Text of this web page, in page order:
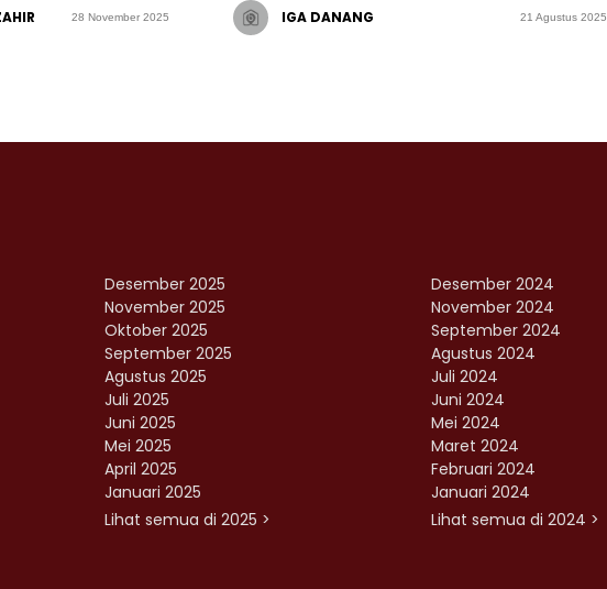
28 November 2025 IGA DANANG 21 Agustus 2025
Desember 2025
November 2025
Oktober 2025
September 2025
Agustus 2025
Juli 2025
Juni 2025
Mei 2025
April 2025
Januari 2025
Lihat semua di 2025 >
Desember 2024
November 2024
September 2024
Agustus 2024
Juli 2024
Juni 2024
Mei 2024
Maret 2024
Februari 2024
Januari 2024
Lihat semua di 2024 >